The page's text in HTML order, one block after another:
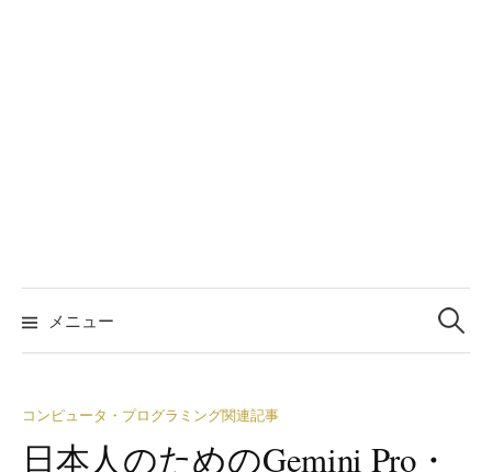
メニュー
検
索:
コンピュータ・プログラミング関連記事
日本人のためのGemini Pro・